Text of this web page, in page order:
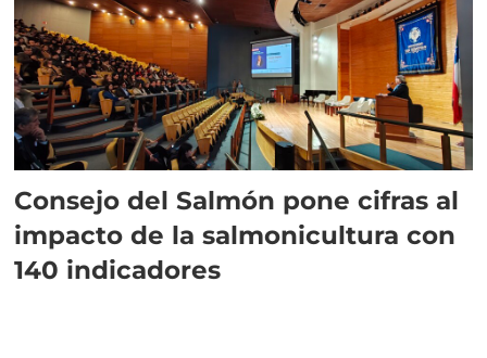
Consejo del Salmón pone cifras al
impacto de la salmonicultura con
140 indicadores